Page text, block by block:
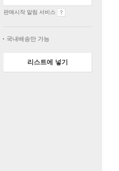
판매시작 알림 서비스
국내배송만 가능
리스트에 넣기